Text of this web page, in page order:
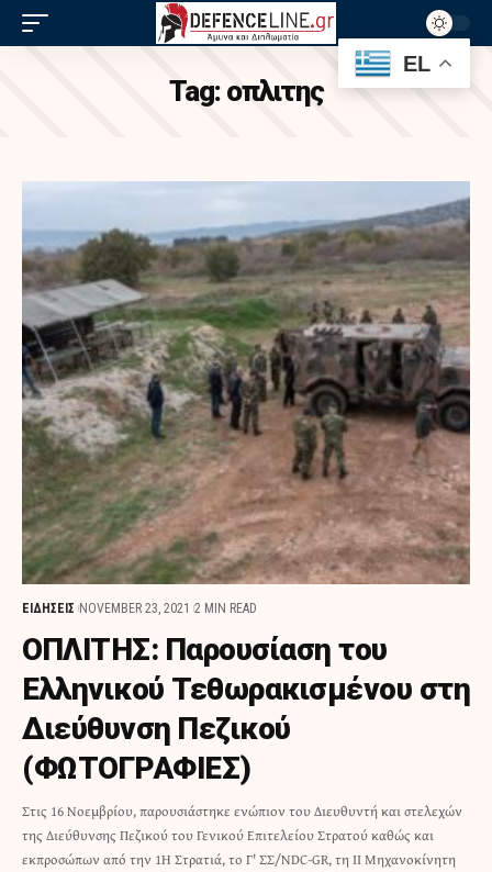
Tag: οπλιτης
ΕΙΔΗΣΕΙΣ NOVEMBER 23, 2021 2 MIN READ
ΟΠΛΙΤΗΣ: Παρουσίαση του
Ελληνικού Τεθωρακισμένου στη
Διεύθυνση Πεζικού
(ΦΩΤΟΓΡΑΦΙΕΣ)
Στις 16 Νοεμβρίου, παρουσιάστηκε ενώπιον του Διευθυντή και στελεχών
της Διεύθυνσης Πεζικού του Γενικού Επιτελείου Στρατού καθώς και
εκπροσώπων από την 1Η Στρατιά, το Γ' ΣΣ/NDC-GR, τη ΙΙ Μηχανοκίνητη
EL